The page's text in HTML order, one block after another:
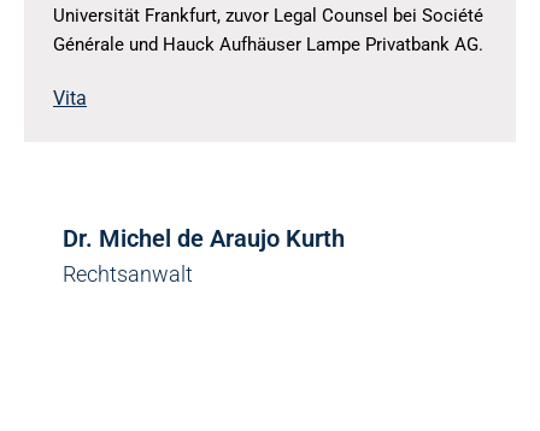
Universität Frankfurt, zuvor Legal Counsel bei Société
Générale und Hauck Aufhäuser Lampe Privatbank AG.
Vita
Dr. Michel de Araujo Kurth
Rechtsanwalt